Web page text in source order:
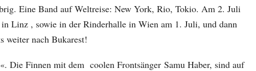
Eine Band auf Weltreise: New York, Rio, Tokio. Am 2. Juli
Linz , sowie in der Rinderhalle in Wien am 1. Juli, und dann
weiter nach Bukarest!
Die Finnen mit dem coolen Frontsänger Samu Haber, sind auf